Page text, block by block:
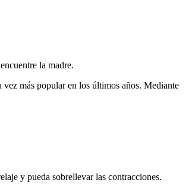
la madre.
más popular en los últimos años. Mediante
y pueda sobrellevar las contracciones.